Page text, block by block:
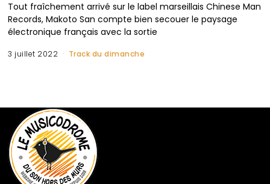
Tout fraîchement arrivé sur le label marseillais Chinese Man
Records, Makoto San compte bien secouer le paysage
électronique français avec la sortie
3 juillet 2022 Track du dimanche